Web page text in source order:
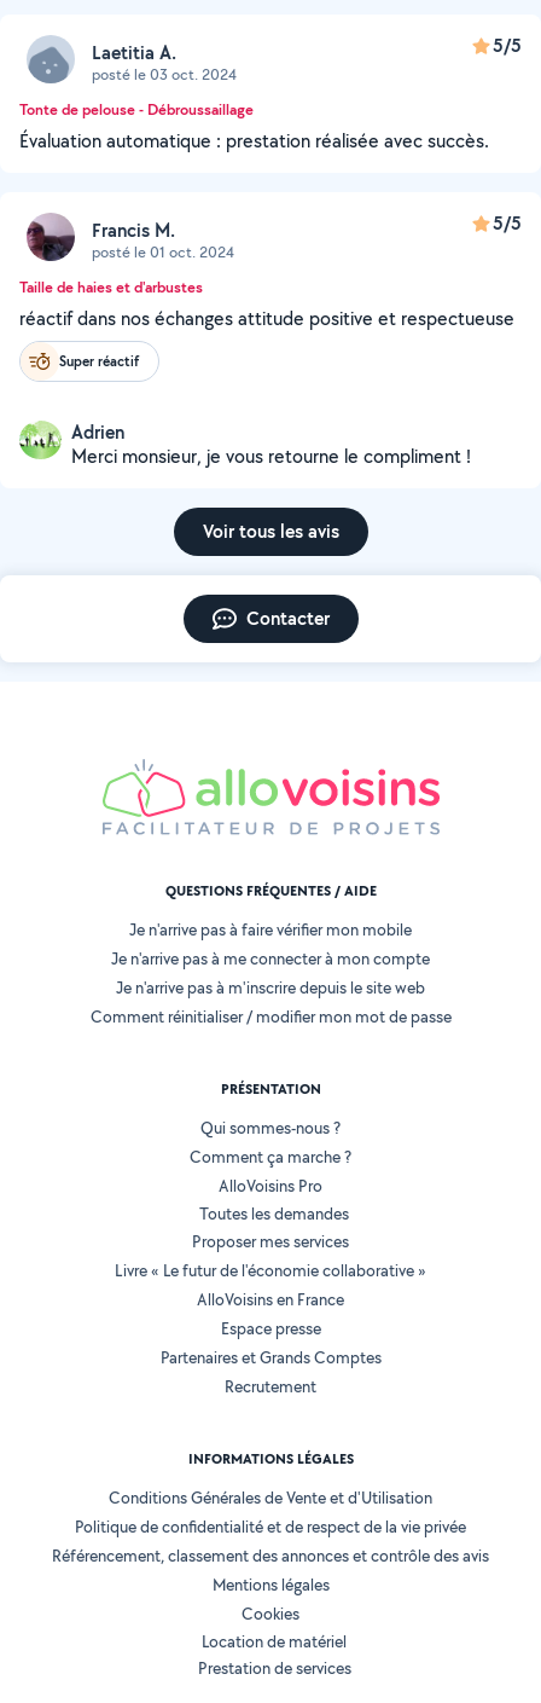
Laetitia A.
posté le 03 oct. 2024
5/5
Tonte de pelouse - Débroussaillage
Évaluation automatique : prestation réalisée avec succès.
Francis M.
posté le 01 oct. 2024
5/5
Taille de haies et d'arbustes
réactif dans nos échanges attitude positive et respectueuse
Super réactif
Adrien
Merci monsieur, je vous retourne le compliment !
Voir tous les avis
Contacter
QUESTIONS FRÉQUENTES / AIDE
Je n'arrive pas à faire vérifier mon mobile
Je n'arrive pas à me connecter à mon compte
Je n'arrive pas à m'inscrire depuis le site web
Comment réinitialiser / modifier mon mot de passe
PRÉSENTATION
Qui sommes-nous ?
Comment ça marche ?
AlloVoisins Pro
Toutes les demandes
Proposer mes services
Livre « Le futur de l'économie collaborative »
AlloVoisins en France
Espace presse
Partenaires et Grands Comptes
Recrutement
INFORMATIONS LÉGALES
Conditions Générales de Vente et d'Utilisation
Politique de confidentialité et de respect de la vie privée
Référencement, classement des annonces et contrôle des avis
Mentions légales
Cookies
Location de matériel
Prestation de services